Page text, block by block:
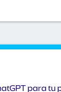
para tu